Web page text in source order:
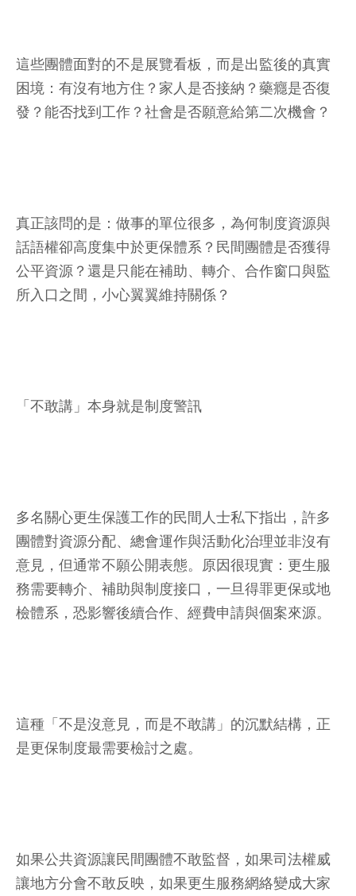
這些團體面對的不是展覽看板，而是出監後的真實
困境：有沒有地方住？家人是否接納？藥癮是否復
發？能否找到工作？社會是否願意給第二次機會？
真正該問的是：做事的單位很多，為何制度資源與
話語權卻高度集中於更保體系？民間團體是否獲得
公平資源？還是只能在補助、轉介、合作窗口與監
所入口之間，小心翼翼維持關係？
「不敢講」本身就是制度警訊
多名關心更生保護工作的民間人士私下指出，許多
團體對資源分配、總會運作與活動化治理並非沒有
意見，但通常不願公開表態。原因很現實：更生服
務需要轉介、補助與制度接口，一旦得罪更保或地
檢體系，恐影響後續合作、經費申請與個案來源。
這種「不是沒意見，而是不敢講」的沉默結構，正
是更保制度最需要檢討之處。
如果公共資源讓民間團體不敢監督，如果司法權威
讓地方分會不敢反映，如果更生服務網絡變成大家